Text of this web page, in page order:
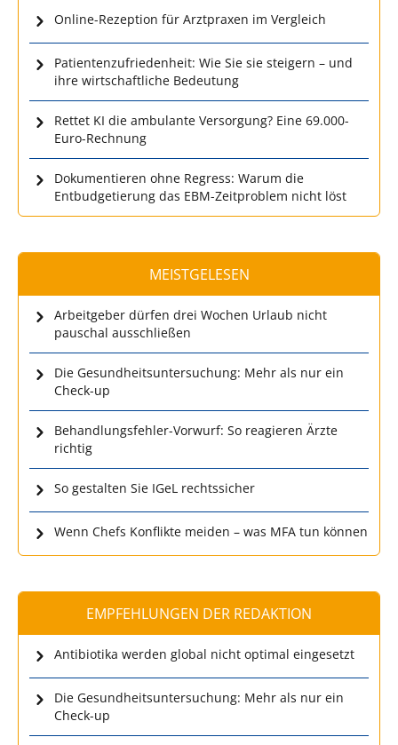
Online-Rezeption für Arztpraxen im Vergleich
Patientenzufriedenheit: Wie Sie sie steigern – und
ihre wirtschaftliche Bedeutung
Rettet KI die ambulante Versorgung? Eine 69.000-
Euro-Rechnung
Dokumentieren ohne Regress: Warum die
Entbudgetierung das EBM-Zeitproblem nicht löst
MEISTGELESEN
Arbeitgeber dürfen drei Wochen Urlaub nicht
pauschal ausschließen
Die Gesundheitsuntersuchung: Mehr als nur ein
Check-up
Behandlungsfehler-Vorwurf: So reagieren Ärzte
richtig
So gestalten Sie IGeL rechtssicher
Wenn Chefs Konflikte meiden – was MFA tun können
EMPFEHLUNGEN DER REDAKTION
Antibiotika werden global nicht optimal eingesetzt
Die Gesundheitsuntersuchung: Mehr als nur ein
Check-up